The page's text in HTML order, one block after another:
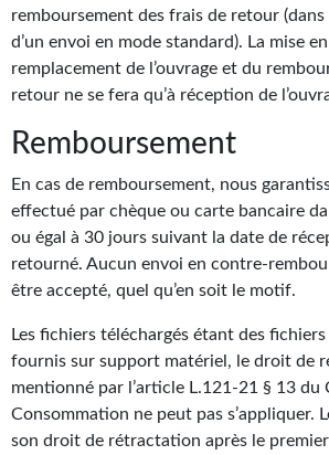
Soumettre un manuscrit
Support technique
remboursement des frais de retour
d’un envoi en mode standard). La mise
remplacement de l’ouvrage et du
retour ne se fera qu’à réception de
Remboursement
En cas de remboursement, nous
effectué par chèque ou carte bancaire
ou égal à 30 jours suivant la date de
retourné. Aucun envoi en contre-
être accepté, quel qu’en soit le motif.
Les fichiers téléchargés étant des
fournis sur support matériel, le droit de
mentionné par l’article L.121-21 § 13 du
Consommation ne peut pas s’appliquer.
son droit de rétractation après le